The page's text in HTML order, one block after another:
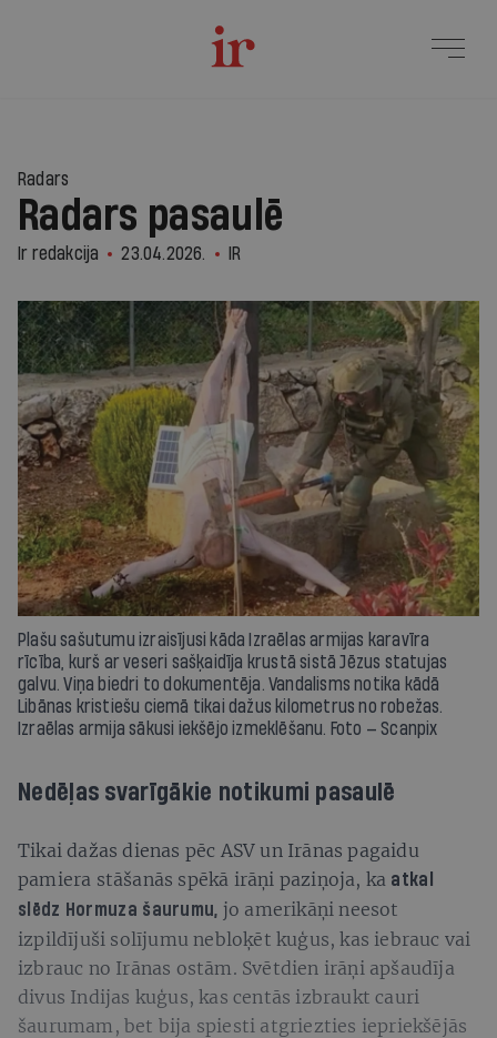
Radars
Radars pasaulē
Ir redakcija 23.04.2026. IR
Plašu sašutumu izraisījusi kāda Izraēlas armijas karavīra
rīcība, kurš ar veseri sašķaidīja krustā sistā Jēzus statujas
galvu. Viņa biedri to dokumentēja. Vandalisms notika kādā
Libānas kristiešu ciemā tikai dažus kilometrus no robežas.
Izraēlas armija sākusi iekšējo izmeklēšanu. Foto — Scanpix
Nedēļas svarīgākie notikumi pasaulē
Tikai dažas dienas pēc ASV un Irānas pagaidu
pamiera stāšanās spēkā irāņi paziņoja, ka atkal
slēdz Hormuza šaurumu, jo amerikāņi neesot
izpildījuši solījumu nebloķēt kuģus, kas iebrauc vai
izbrauc no Irānas ostām. Svētdien irāņi apšaudīja
divus Indijas kuģus, kas centās izbraukt cauri
šaurumam, bet bija spiesti atgriezties iepriekšējās